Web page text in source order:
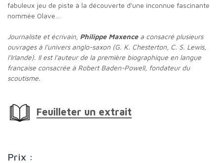
fabuleux jeu de piste à la découverte d'une inconnue fascinante
nommée Olave…
Journaliste et écrivain, Philippe Maxencea consacré plusieurs
ouvrages à l'univers anglo-saxon (G. K. Chesterton, C. S. Lewis,
l'Irlande). Il est l'auteur de la première biographique en langue
française consacrée à Robert Baden-Powell, fondateur du
scoutisme.
Feuilleter un extrait
Prix :